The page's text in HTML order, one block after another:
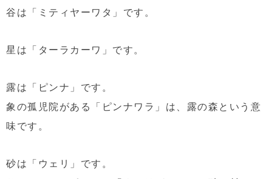
谷は「ミティヤーワタ」です。
星は「ターラカーワ」です。
露は「ピンナ」です。
象の孤児院がある「ピンナワラ」は、露の森という意
味です。
砂は「ウェリ」です。